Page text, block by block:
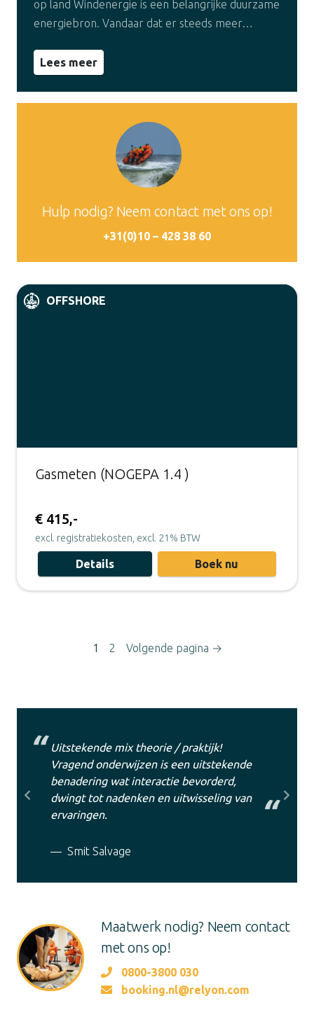
op land Windenergie is een belangrijke duurzame
energiebron. Vandaar dat er steeds meer…
Lees meer
Hulp nodig? Neem contact met ons op!
+31(0)10 – 428 38 60
OFFSHORE
Gasmeten (NOGEPA 1.4 )
€ 415,-
excl. registratiekosten, excl. 21% BTW
Details Boek nu
1 2 Volgende pagina →
Uitstekende mix theorie / praktijk!
Vragend onderwijzen is een uitstekende
benadering wat interactie bevorderd,
dwingt tot nadenken en uitwisseling van
ervaringen.
Smit Salvage
Previous Next
Maatwerk nodig? Neem contact
met ons op!
0800-3800 030
booking.nl@relyon.com